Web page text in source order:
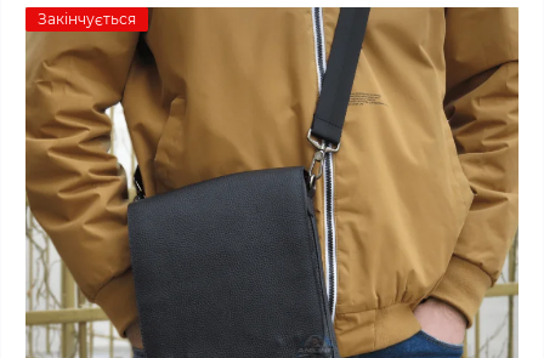
Закінчується